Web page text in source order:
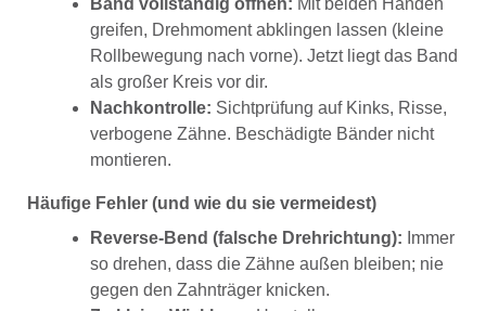
Band vollständig öffnen: Mit beiden Händen
greifen, Drehmoment abklingen lassen (kleine
Rollbewegung nach vorne). Jetzt liegt das Band
als großer Kreis vor dir.
Nachkontrolle: Sichtprüfung auf Kinks, Risse,
verbogene Zähne. Beschädigte Bänder nicht
montieren.
Häufige Fehler (und wie du sie vermeidest)
Reverse-Bend (falsche Drehrichtung): Immer
so drehen, dass die Zähne außen bleiben; nie
gegen den Zahnträger knicken.